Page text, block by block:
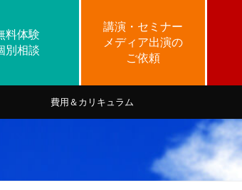
費用＆カリキュラム